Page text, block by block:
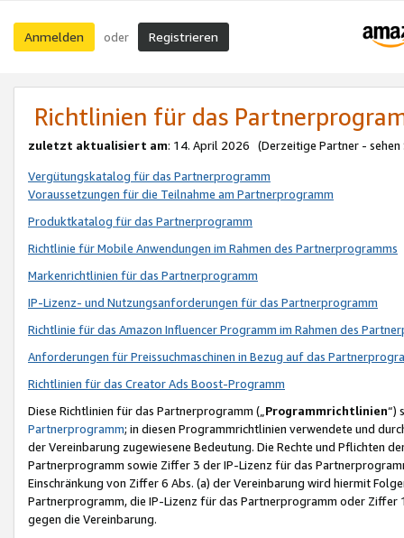
Anmelden oder Registrieren
Richtlinien für das
zuletzt aktualisiert am: 14. April 2026 (Derzeitige Partner - sehen
Vergütungskatalog für das Partnerprogramm
Voraussetzungen für die Teilnahme am Partnerprogramm
Produktkatalog für das Partnerprogramm
Richtlinie für Mobile Anwendungen im Rahmen des Partnerprogramms
Markenrichtlinien für das Partnerprogramm
IP-Lizenz- und Nutzungsanforderungen für das Partnerprogramm
Richtlinie für das Amazon Influencer Programm im Rahmen des
Anforderungen für Preissuchmaschinen in Bezug auf das
Richtlinien für das Creator Ads Boost-Programm
Diese Richtlinien für das Partnerprogramm („Programmrichtlinien“)
Partnerprogramm; in diesen Programmrichtlinien verwendete und
der Vereinbarung zugewiesene Bedeutung. Die Rechte und Pflichten
Partnerprogramm sowie Ziffer 3 der IP-Lizenz für das
Einschränkung von Ziffer 6 Abs. (a) der Vereinbarung wird hiermit
Partnerprogramm, die IP-Lizenz für das Partnerprogramm oder
gegen die Vereinbarung.